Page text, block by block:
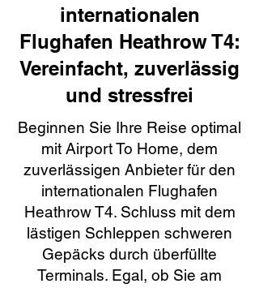
internationalen
Flughafen Heathrow T4:
Vereinfacht, zuverlässig
und stressfrei
Beginnen Sie Ihre Reise optimal
mit Airport To Home, dem
zuverlässigen Anbieter für den
internationalen Flughafen
Heathrow T4. Schluss mit dem
lästigen Schleppen schweren
Gepäcks durch überfüllte
Terminals. Egal, ob Sie am